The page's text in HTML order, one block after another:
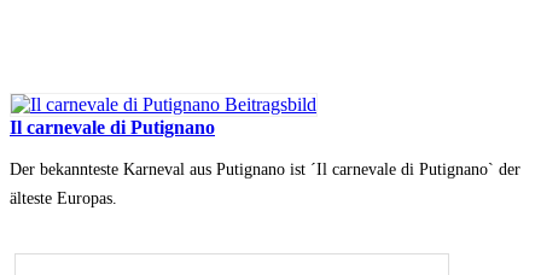
Il carnevale di Putignano
Der bekannteste Karneval aus Putignano ist ´Il carnevale di Putignano` der
älteste Europas.